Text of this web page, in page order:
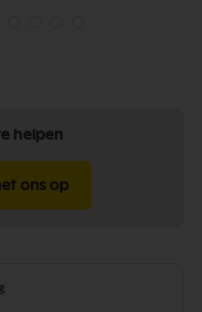
helpen
ons op